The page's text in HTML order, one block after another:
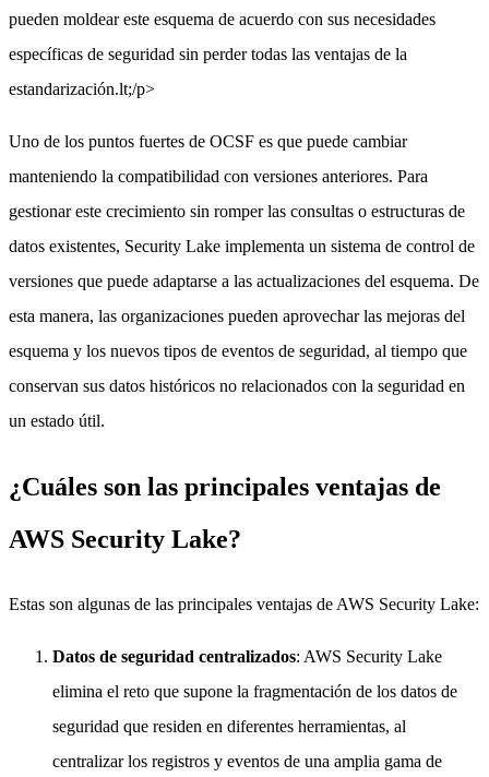
pueden moldear este esquema de acuerdo con sus necesidades
específicas de seguridad sin perder todas las ventajas de la
estandarización.lt;/p>
Uno de los puntos fuertes de OCSF es que puede cambiar
manteniendo la compatibilidad con versiones anteriores. Para
gestionar este crecimiento sin romper las consultas o estructuras de
datos existentes, Security Lake implementa un sistema de control de
versiones que puede adaptarse a las actualizaciones del esquema. De
esta manera, las organizaciones pueden aprovechar las mejoras del
esquema y los nuevos tipos de eventos de seguridad, al tiempo que
conservan sus datos históricos no relacionados con la seguridad en
un estado útil.
¿Cuáles son las principales ventajas de
AWS Security Lake?
Estas son algunas de las principales ventajas de AWS Security Lake:
Datos de seguridad centralizados: AWS Security Lake
elimina el reto que supone la fragmentación de los datos de
seguridad que residen en diferentes herramientas, al
centralizar los registros y eventos de una amplia gama de